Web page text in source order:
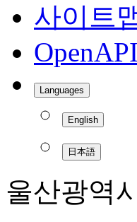
사이트
OpenAPI
Languages
English
日本語
울산광역